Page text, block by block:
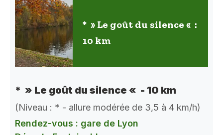
* » Le goût du silence « :
10 km
* » Le goût du silence « - 10 km
(Niveau : * - allure modérée de 3,5 à 4 km/h)
Rendez-vous : gare de Lyon